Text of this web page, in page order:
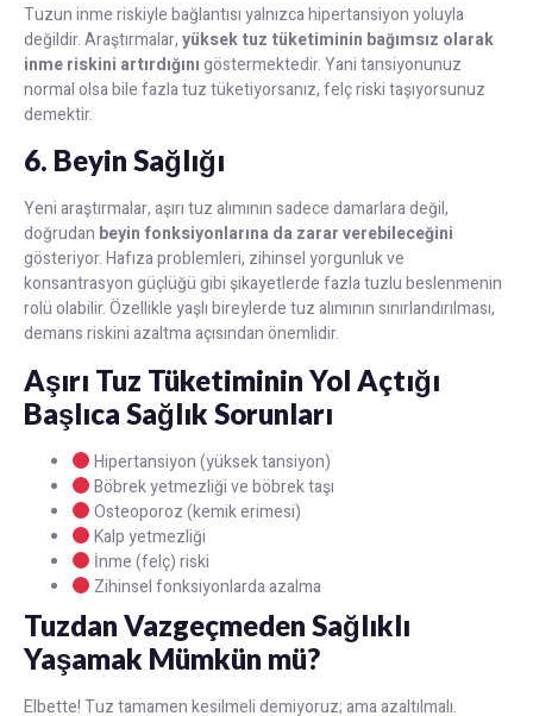
Tuzun inme riskiyle bağlantısı yalnızca hipertansiyon yoluyla
değildir. Araştırmalar,yüksek tuz tüketiminin bağımsız olarak
inme riskini artırdığınıgöstermektedir. Yani tansiyonunuz
normal olsa bile fazla tuz tüketiyorsanız, felç riski taşıyorsunuz
demektir.
6. Beyin Sağlığı
Yeni araştırmalar, aşırı tuz alımının sadece damarlara değil,
doğrudan beyin fonksiyonlarına da zarar verebileceğini
gösteriyor. Hafıza problemleri, zihinsel yorgunluk ve
konsantrasyon güçlüğü gibi şikayetlerde fazla tuzlu beslenmenin
rolü olabilir. Özellikle yaşlı bireylerde tuz alımının sınırlandırılması,
demans riskini azaltma açısından önemlidir.
Aşırı Tuz Tüketiminin Yol Açtığı
Başlıca Sağlık Sorunları
Hipertansiyon (yüksek tansiyon)
Böbrek yetmezliği ve böbrek taşı
Osteoporoz (kemik erimesi)
Kalp yetmezliği
İnme (felç) riski
Zihinsel fonksiyonlarda azalma
Tuzdan Vazgeçmeden Sağlıklı
Yaşamak Mümkün mü?
Elbette! Tuz tamamen kesilmeli demiyoruz; ama azaltılmalı.